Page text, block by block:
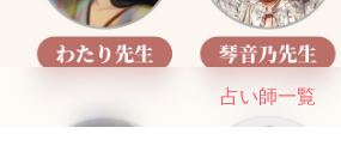
占い師一覧